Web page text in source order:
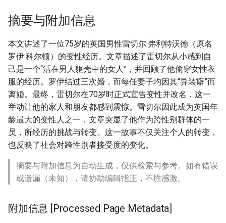
摘要与附加信息
本文讲述了一位75岁的英国男性雷切尔·弗利特沃德（原名
罗伊·科尔顿）的变性经历。文章描述了雷切尔从小感到自
己是一个“活在男人躯壳中的女人”，并回顾了他偷穿女性衣
服的经历。罗伊结过三次婚，而每任妻子均因其“异装癖”而
离婚。最终，雷切尔在70岁时正式宣告变性并改名，这一
举动让他的家人和朋友都感到震惊。雷切尔因此成为英国年
龄最大的变性人之一，文章突显了他作为跨性别群体的一
员，所经历的挑战与转变。这一故事不仅关注个人的转变，
也反映了社会对跨性别者接受度的变化。
摘要与附加信息为自动生成，仅供检索与参考。如有错误
或遗漏（未知），请协助编辑指正，不胜感激。
附加信息 [Processed Page Metadata]